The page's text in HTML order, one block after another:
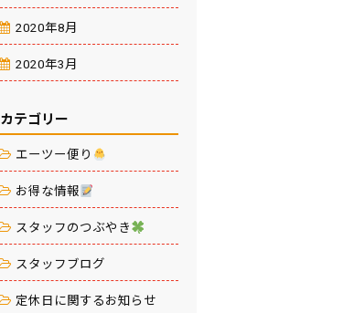
2020年8月
2020年3月
カテゴリー
エーツー便り
お得な情報
スタッフのつぶやき
スタッフブログ
定休日に関するお知らせ